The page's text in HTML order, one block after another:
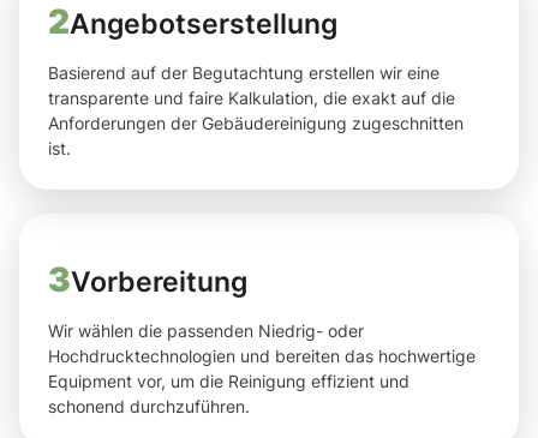
2Angebotserstellung
Basierend auf der Begutachtung erstellen wir eine
transparente und faire Kalkulation, die exakt auf die
Anforderungen der Gebäudereinigung zugeschnitten
ist.
3Vorbereitung
Wir wählen die passenden Niedrig- oder
Hochdrucktechnologien und bereiten das hochwertige
Equipment vor, um die Reinigung effizient und
schonend durchzuführen.